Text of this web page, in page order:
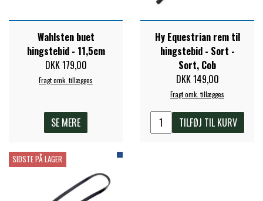
PREMIER EQUINE KØLETERAPI
PREMIER EQUINE GROOMING & STALD
PREMIER EQUINE RYTTER
PHARMACARE
PREMIER EQUINE
Wahlsten buet
hingstebid - 11,5cm
DKK 179,00
Fragt omk. tillægges
SE MERE
Hy Equestrian rem til
hingstebid - Sort -
Sort, Cob
DKK 149,00
Fragt omk. tillægges
TILFØJ TIL KURV
SIDSTE PÅ LAGER